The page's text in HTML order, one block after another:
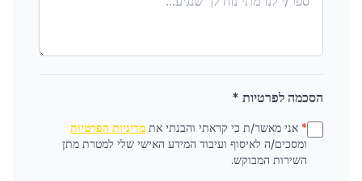
הסכמה לפרטיות *
* אני מאשר/ת כי קראתי והבנתי את מדיניות הפרטיות
ומסכים/ה לאיסוף ועיבוד המידע האישי שלי למטרת מתן
השירות המבוקש.